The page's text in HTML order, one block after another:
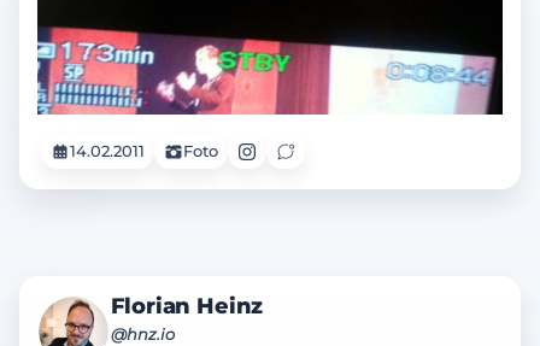
14.02.2011 Foto
Florian Heinz
@hnz.io